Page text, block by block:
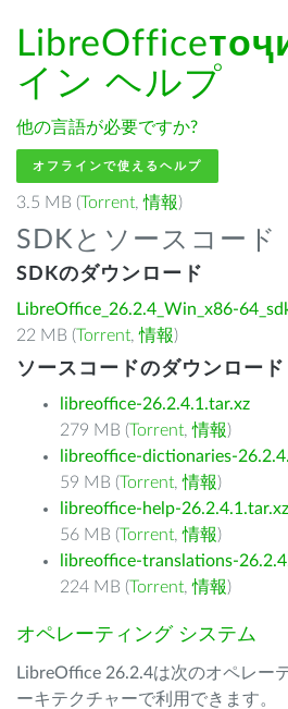
LibreOffice
イン ヘルプ
他の言語が必要ですか?
オフラインで使えるヘルプ
3.5 MB (Torrent,情報)
SDKとソースコード
SDKのダウンロード
LibreOffice_26.2.4_Win_x86-
22 MB (Torrent,情報)
ソースコードのダウンロード
libreoffice-26.2.4.1.tar.xz
279 MB (Torrent,情報)
libreoffice-dictionaries-
59 MB (Torrent,情報)
libreoffice-help-26.2.4.1.tar.xz
56 MB (Torrent,情報)
libreoffice-translations-
224 MB (Torrent,情報)
オペレーティング システム
LibreOffice 26.2.4は次のオペレー
ーキテクチャーで利用できます。